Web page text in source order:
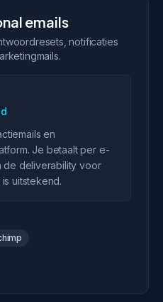
emails
notificaties
en
Je betaalt per e-
de deliverability voor
uitstekend.